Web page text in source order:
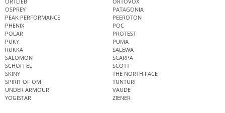
OSPREY
PATAGONIA
PEAK PERFORMANCE
PEEROTON
PHENIX
POC
POLAR
PROTEST
PUKY
PUMA
RUKKA
SALEWA
SALOMON
SCARPA
SCHÖFFEL
SCOTT
SKINY
THE NORTH FACE
SPIRIT OF OM
TUNTURI
UNDER ARMOUR
VAUDE
YOGISTAR
ZIENER